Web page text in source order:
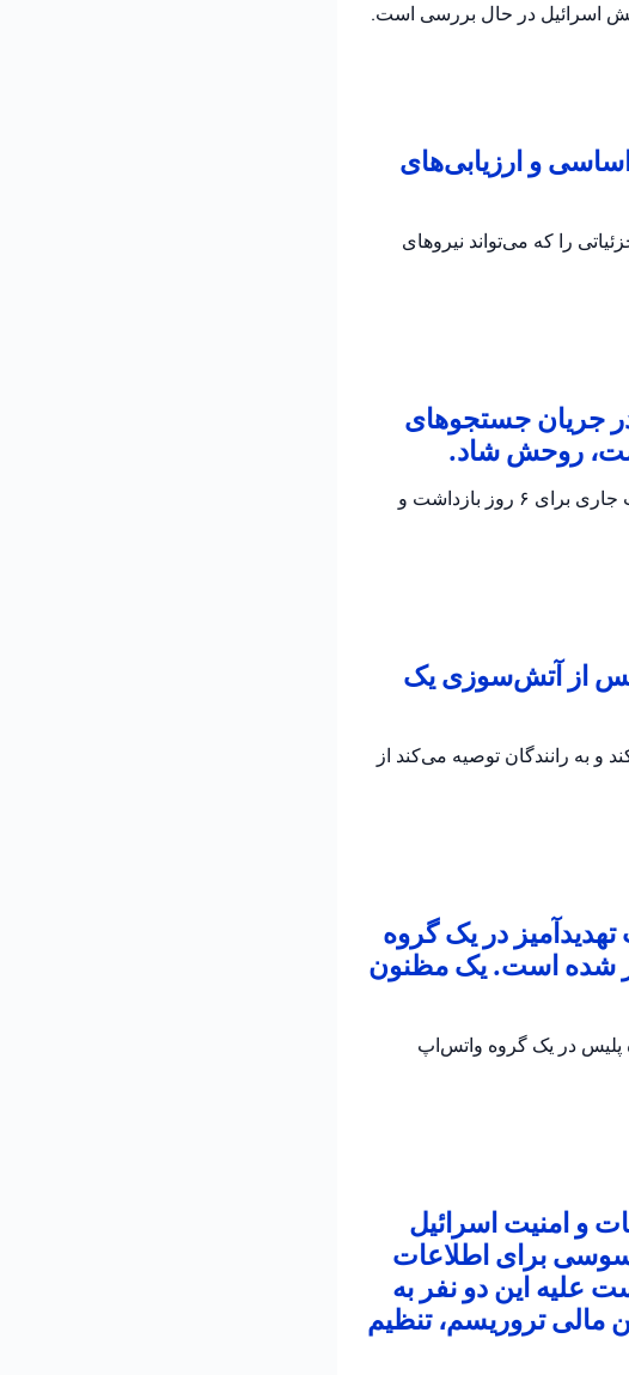
اسرائیل در حال بررسی است.
و ارزیابی‌های
را که می‌تواند نیروهای
جریان جستجوهای
روحش شاد.
پلیس اسرائیل تأیید کرد که جسد الدار دایان پیدا شده است؛ دو مظنون در تحقیقات جاری برای ۶ روز بازداشت و
پس از آتش‌سوزی یک
می‌کند و به رانندگان توصیه می‌کند از
در یک گروه
شده است. یک مظنون
فرمانده پلیس در یک گروه واتس‌اپ
و امنیت اسرائیل
برای اطلاعات
علیه این دو نفر به
مالی تروریسم، تنظیم